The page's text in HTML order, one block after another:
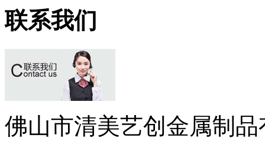
联系我们
佛山市清美艺创金属制